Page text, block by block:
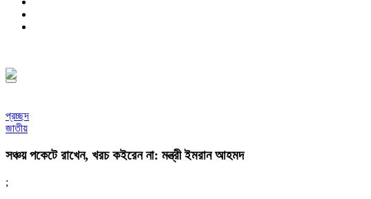
প্রচ্ছদ
জাতীয়
সঞ্চয় পকেটে রাখেন, খরচ কইরেন না: মন্ত্রী ইমরান আহমদ
;